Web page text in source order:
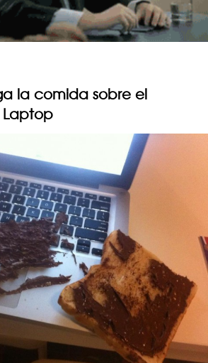
la comida sobre el